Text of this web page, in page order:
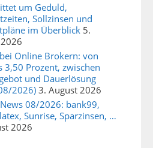
um Geduld,
Sollzinsen und
im Überblick 5.
Online Brokern: von
3,50 Prozent, zwischen
und Dauerlösung
2026) 3. August 2026
08/2026: bank99,
Sunrise, Sparzinsen, …
2026